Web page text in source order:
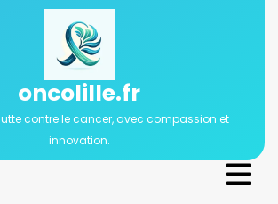
oncolille.fr
contre le cancer, avec compassion et
innovation.